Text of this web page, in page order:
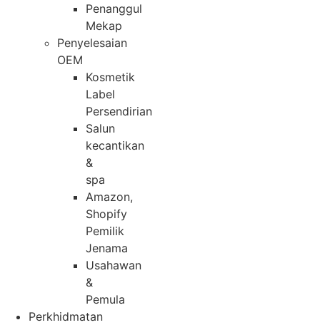
Penanggul
Mekap
Penyelesaian
OEM
Kosmetik
Label
Persendirian
Salun
kecantikan
&
spa
Amazon,
Shopify
Pemilik
Jenama
Usahawan
&
Pemula
Perkhidmatan